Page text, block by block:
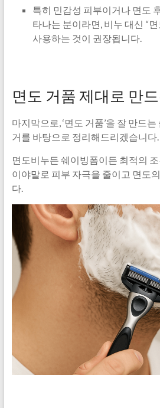
특히 민감성 피부이거나 면도
타나는 분이라면, 비누 대신 “
사용하는 것이 권장됩니다.
면도 거품 제대로 만
마지막으로, ‘면도 거품’을 잘 만드
거를 바탕으로 정리해드리겠습니다.
면도비누든 쉐이빙폼이든 최적의
이야말로 피부 자극을 줄이고 면도
다.